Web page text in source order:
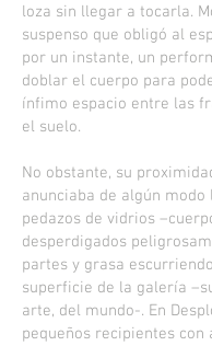
loza sin llegar a tocarla.
suspenso que obligó al
por un instante, un
doblar el cuerpo para
ínfimo espacio entre las
el suelo.
No obstante, su
anunciaba de algún modo
pedazos de vidrios
desperdigados
partes y grasa
superficie de la galería
arte, del mundo-. En
pequeños recipientes con